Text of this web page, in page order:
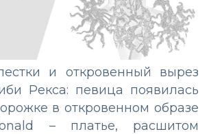
и откровенный вырез
Рекса: певица появилась
в откровенном образе
– платье, расшитом